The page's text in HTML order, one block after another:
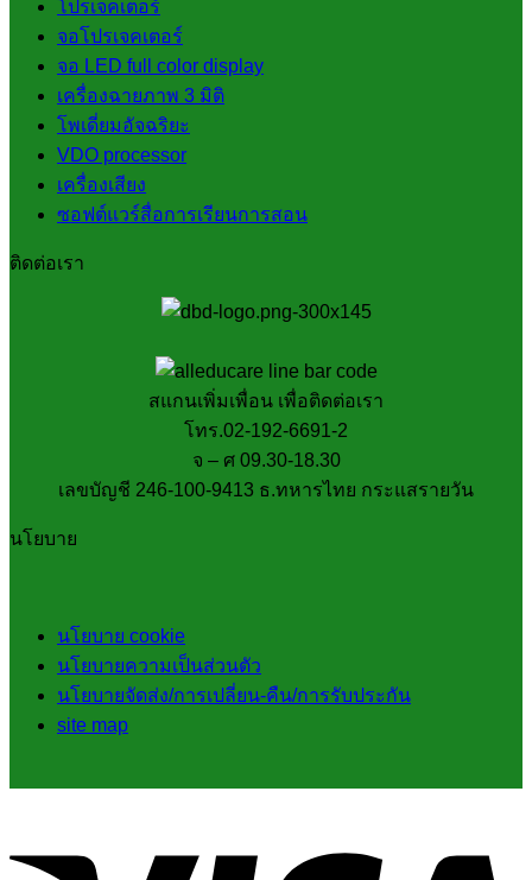
โปรเจคเตอร์
จอโปรเจคเตอร์
จอ LED full color display
เครื่องฉายภาพ 3 มิติ
โพเดี่ยมอัจฉริยะ
VDO processor
เครื่องเสียง
ซอฟต์แวร์สื่อการเรียนการสอน
ติดต่อเรา
สแกนเพิ่มเพื่อน เพื่อติดต่อเรา
โทร.02-192-6691-2
จ – ศ 09.30-18.30
เลขบัญชี 246-100-9413 ธ.ทหารไทย กระแสรายวัน
นโยบาย
นโยบาย cookie
นโยบายความเป็นส่วนตัว
นโยบายจัดส่ง/การเปลี่ยน-คืน/การรับประกัน
site map